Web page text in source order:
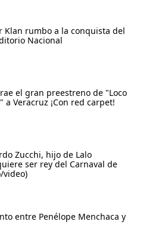
Klan rumbo a la conquista del
Nacional
el gran preestreno de "Loco
a Veracruz ¡Con red carpet!
Zucchi, hijo de Lalo
ser rey del Carnaval de
video)
entre Penélope Menchaca y